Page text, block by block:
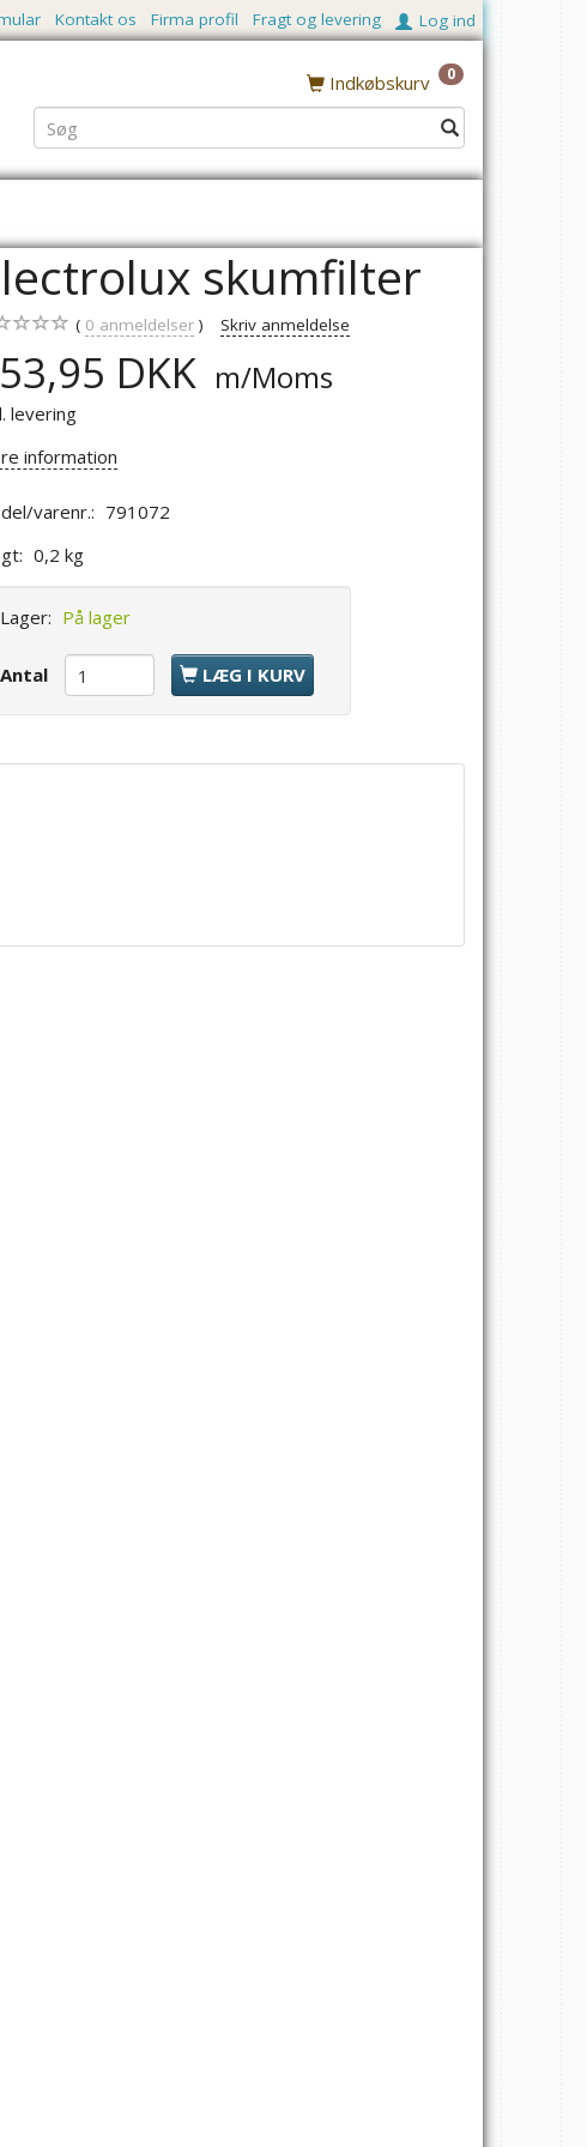
Log ind
Fragt og levering
Firma profil
Kontakt os
Indkøbskurv 0
skumfilter
0 anmeldelser Skriv anmeldelse
DKK m/Moms
levering
information
varenr.: 791072
0,2 kg
Lager: På lager
Antal LÆG I KURV